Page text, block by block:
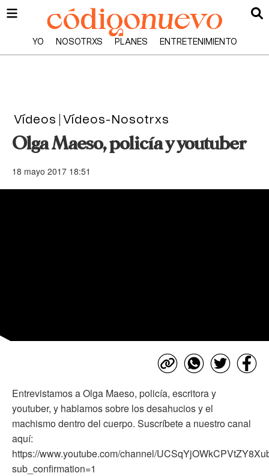
YO NOSOTRXS PLANES ENTRETENIMIENTO
Vídeos Vídeos-Nosotrxs
Olga Maeso, policía y youtuber
18 mayo 2017 18:51
Entrevistamos a Olga Maeso, policía, escritora y
youtuber, y hablamos sobre los desahucios y el
machismo dentro del cuerpo. Suscríbete a nuestro canal
aquí:
https://www.youtube.com/channel/
sub_confirmation=1